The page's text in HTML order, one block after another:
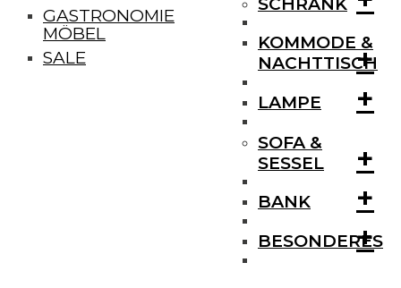
GASTRONOMIE
MÖBEL
SALE
SCHRANK
KOMMODE &
NACHTTISCH
+
LAMPE +
SOFA &
SESSEL
+
BANK +
BESONDERES
+